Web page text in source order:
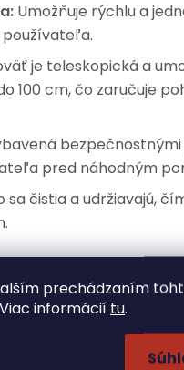
prechádzaním
informácií tu.
Umožňuje rýchlu a
používateľa.
je teleskopická a
100 cm, čo zaručuje
pred náhodným
sa čistia a udržiavajú,
je potiahnutá
znižuje riziko